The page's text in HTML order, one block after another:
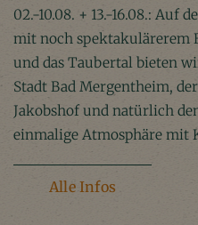
02.-10.08. + 13.-16.08.: Auf
mit noch spektakulärerem
und das Taubertal bieten
Stadt Bad Mergentheim,
Jakobshof und natürlich
einmalige Atmosphäre mit
Alle Infos